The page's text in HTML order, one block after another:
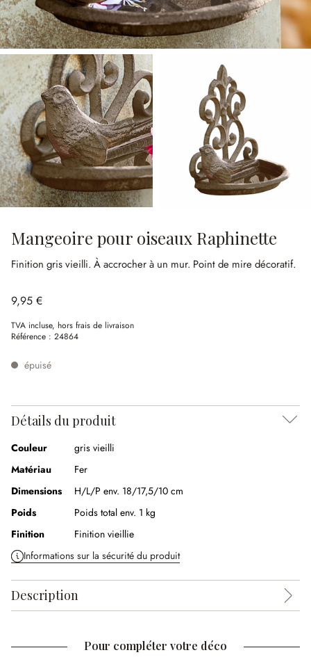
Mangeoire pour oiseaux Raphinette
Finition gris vieilli. À accrocher à un mur. Point de mire décoratif.
9,95 €
TVA incluse, hors frais de livraison
Référence : 24864
épuisé
Détails du produit
Couleur
gris vieilli
Matériau
Fer
Dimensions
H/L/P env. 18/17,5/10 cm
Poids
Poids total env. 1 kg
Finition
Finition vieillie
Informations sur la sécurité du produit
Description
Pour compléter votre déco